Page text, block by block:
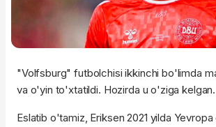
"Volfsburg" futbolchisi ikkinchi bo'limda
va o'yin to'xtatildi. Hozirda u o'ziga kelgan.
Eslatib o'tamiz, Eriksen 2021 yilda